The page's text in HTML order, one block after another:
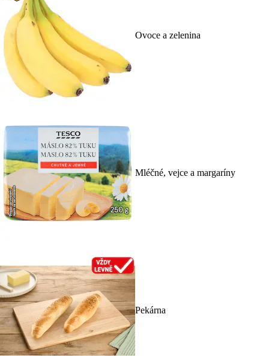
Ovoce a zelenina
Mléčné, vejce a margaríny
Pekárna